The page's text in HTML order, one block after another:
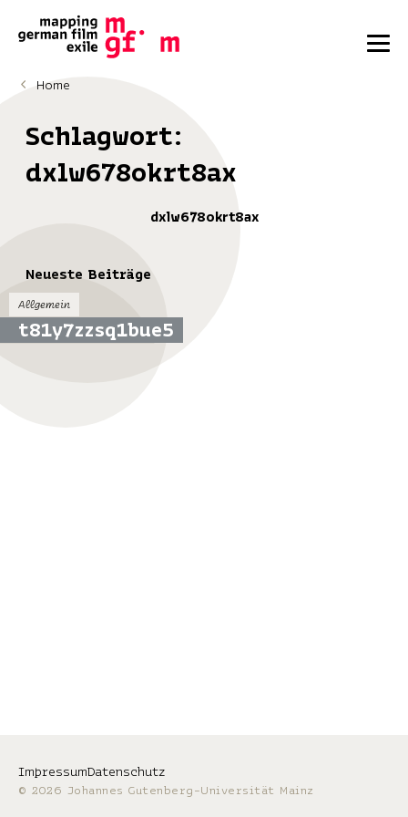
Home
Schlagwort:
dxlw678okrt8ax
dxlw678okrt8ax
Neueste Beiträge
Allgemein
t81y7zzsq1bue5
© 2026 Johannes Gutenberg-Universität Mainz
ImpressumDatenschutz